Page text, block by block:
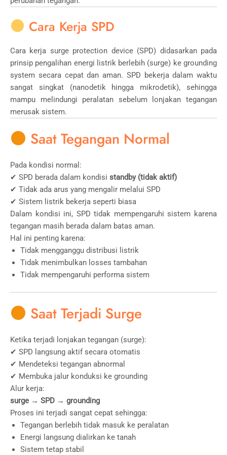
Cara Kerja SPD
Cara kerja surge protection device (SPD) didasarkan pada
prinsip pengalihan energi listrik berlebih (surge) ke grounding
system secara cepat dan aman. SPD bekerja dalam waktu
sangat singkat (nanodetik hingga mikrodetik), sehingga
mampu melindungi peralatan sebelum lonjakan tegangan
merusak sistem.
Saat Tegangan Normal
Pada kondisi normal:
✔ SPD berada dalam kondisi standby (tidak aktif)
✔ Tidak ada arus yang mengalir melalui SPD
✔ Sistem listrik bekerja seperti biasa
Dalam kondisi ini, SPD tidak mempengaruhi sistem karena
tegangan masih berada dalam batas aman.
Hal ini penting karena:
Tidak mengganggu distribusi listrik
Tidak menimbulkan losses tambahan
Tidak mempengaruhi performa sistem
Saat Terjadi Surge
Ketika terjadi lonjakan tegangan (surge):
✔ SPD langsung aktif secara otomatis
✔ Mendeteksi tegangan abnormal
✔ Membuka jalur konduksi ke grounding
Alur kerja:
surge → SPD → grounding
Proses ini terjadi sangat cepat sehingga:
Tegangan berlebih tidak masuk ke peralatan
Energi langsung dialirkan ke tanah
Sistem tetap stabil